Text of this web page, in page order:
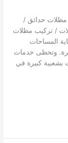
سيارات / مظلات حدائق /
/ تركيب مظلات
المساحات
وتحظى خدمات
بشعبية كبيرة في